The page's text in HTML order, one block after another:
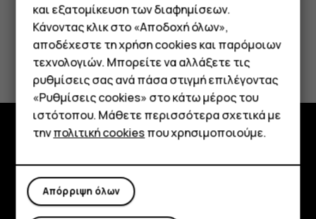
Smartphone
Τηλέφωνα απλής χρήσης
Tablet
Το βρήκατε χρήσιμο;
Ναι Όχι
Πληροφορίες
Planet and people
και εξατομίκευση των διαφημίσεων.
Κάνοντας κλικ στο «Αποδοχή όλων»,
αποδέχεστε τη χρήση cookies και παρόμοιων
τεχνολογιών. Μπορείτε να αλλάξετε τις
ρυθμίσεις σας ανά πάσα στιγμή επιλέγοντας
«Ρυθμίσεις cookies» στο κάτω μέρος του
ιστότοπου. Μάθετε περισσότερα σχετικά με
τηνπολιτική cookiesπου χρησιμοποιούμε.
Απόρριψη όλων